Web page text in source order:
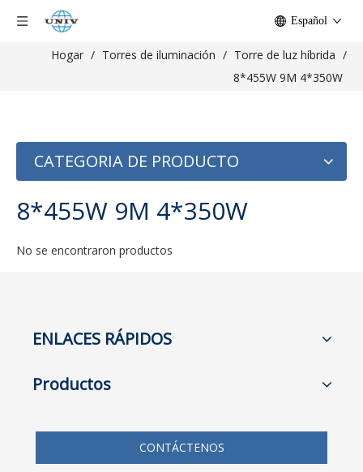
Español
Hogar / Torres de iluminación / Torre de luz híbrida /
8*455W 9M 4*350W
CATEGORIA DE PRODUCTO
8*455W 9M 4*350W
No se encontraron productos
ENLACES RÁPIDOS
Productos
CONTÁCTENOS